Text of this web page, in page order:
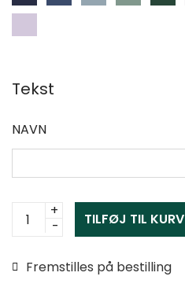
Tekst
NAVN
Kort
og
TILFØJ TIL KURV
Fremstilles på bestilling